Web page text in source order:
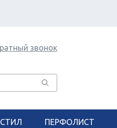
звонок
ПЕРФОЛИСТ